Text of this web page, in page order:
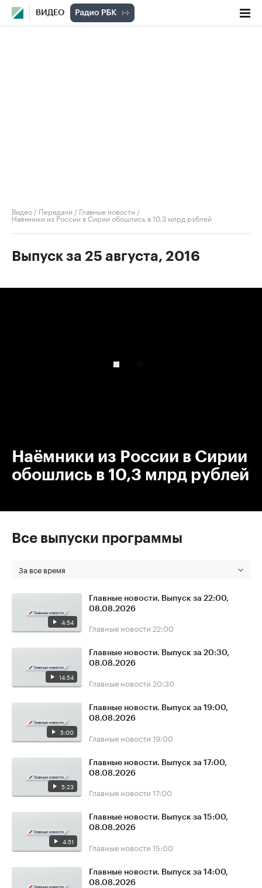
ВИДЕО
Видео / Передачи / Главные новости /
Наёмники из России в Сирии обошлись в 10,3 млрд рублей
Выпуск за 25 августа, 2016
Наёмники из России в Сирии
обошлись в 10,3 млрд рублей
Все выпуски программы
За все время
4:54
Главные новости. Выпуск за 22:00,
08.08.2026
Главные новости 22:00
14:54
Главные новости. Выпуск за 20:30,
08.08.2026
Главные новости 20:30
5:00
Главные новости. Выпуск за 19:00,
08.08.2026
Главные новости 19:00
5:23
Главные новости. Выпуск за 17:00,
08.08.2026
Главные новости 17:00
4:51
Главные новости. Выпуск за 15:00,
08.08.2026
Главные новости 15:00
Главные новости. Выпуск за 14:00,
08.08.2026